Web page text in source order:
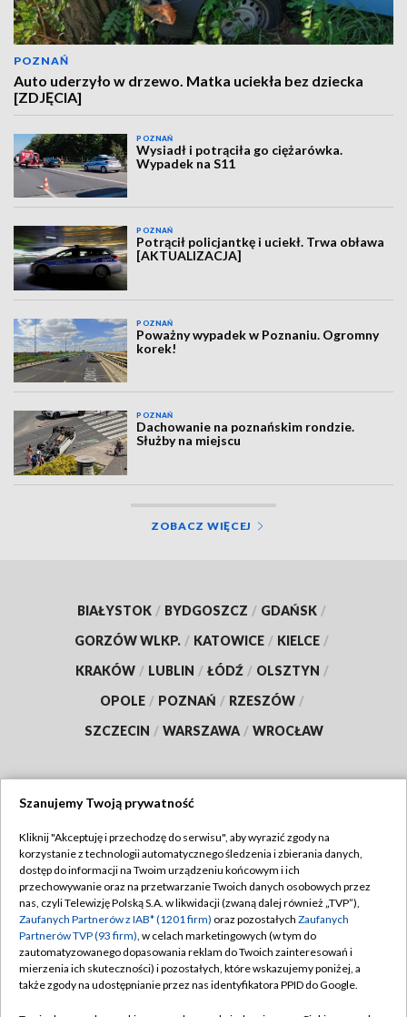
POZNAŃ
Auto uderzyło w drzewo. Matka uciekła bez dziecka
[ZDJĘCIA]
POZNAŃ
Wysiadł i potrąciła go ciężarówka.
Wypadek na S11
POZNAŃ
Potrącił policjantkę i uciekł. Trwa obława
[AKTUALIZACJA]
POZNAŃ
Poważny wypadek w Poznaniu. Ogromny
korek!
POZNAŃ
Dachowanie na poznańskim rondzie.
Służby na miejscu
ZOBACZ WIĘCEJ
BIAŁYSTOK / BYDGOSZCZ / GDAŃSK /
GORZÓW WLKP. / KATOWICE / KIELCE /
KRAKÓW / LUBLIN / ŁÓDŹ / OLSZTYN /
OPOLE / POZNAŃ / RZESZÓW /
SZCZECIN / WARSZAWA / WROCŁAW
TVP
Abonament TVP
Emisja w TVP
Centrum informacji TVP
Naziemna Telewizja Cyfrowa
Regulamin TVP
Polityka prywatności
Moje zgody
Pomoc
Szanujemy Twoją prywatność
Kliknij "Akceptuję i przechodzę do serwisu", aby wyrazić zgody na
korzystanie z technologii automatycznego śledzenia i zbierania danych,
dostęp do informacji na Twoim urządzeniu końcowym i ich
przechowywanie oraz na przetwarzanie Twoich danych osobowych przez
nas, czyli Telewizję Polską S.A. w likwidacji (zwaną dalej również „TVP”),
Zaufanych Partnerów z IAB* (1201 firm) oraz pozostałych Zaufanych
Partnerów TVP (93 firm), w celach marketingowych (w tym do
zautomatyzowanego dopasowania reklam do Twoich zainteresowań i
mierzenia ich skuteczności) i pozostałych, które wskazujemy poniżej, a
także zgody na udostępnianie przez nas identyfikatora PPID do Google.